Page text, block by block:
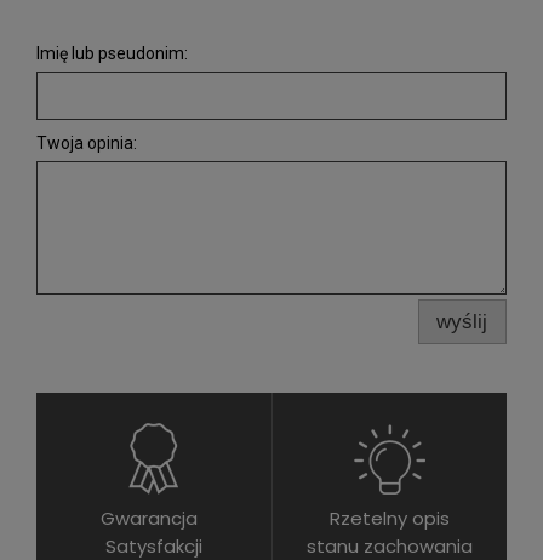
Imię lub pseudonim:
Twoja opinia:
wyślij
Gwarancja
Satysfakcji
Rzetelny opis
stanu zachowania